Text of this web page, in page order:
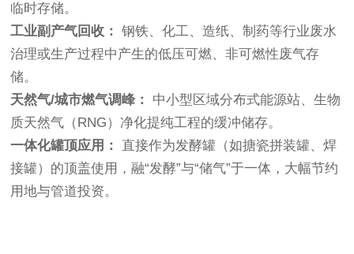
临时存储。
工业副产气回收：
钢铁、化工、造纸、制药等行业废水
治理或生产过程中产生的低压可燃、非可燃性废气存
储。
天然气/城市燃气调峰：
中小型区域分布式能源站、生物
质天然气（RNG）净化提纯工程的缓冲储存。
一体化罐顶应用：
直接作为发酵罐（如搪瓷拼装罐、焊
接罐）的顶盖使用，融“发酵”与“储气”于一体，大幅节约
用地与管道投资。